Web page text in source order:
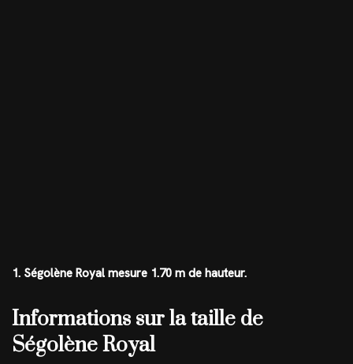
1. Ségolène Royal mesure 1.70 m de hauteur.
Informations sur la taille de
Ségolène Royal